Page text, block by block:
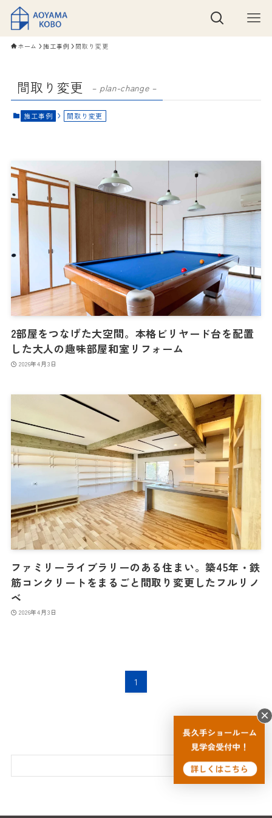
ホーム 施工事例 間取り変更
間取り変更 – plan-change –
施工事例 間取り変更
2部屋をつなげた大空間。本格ビリヤード台を配置
した大人の趣味部屋和室リフォーム
2026年4月3日
ファミリーライブラリーのある住まい。築45年・鉄
筋コンクリートをまるごと間取り変更したフルリノ
ベ
2026年4月3日
1
検索